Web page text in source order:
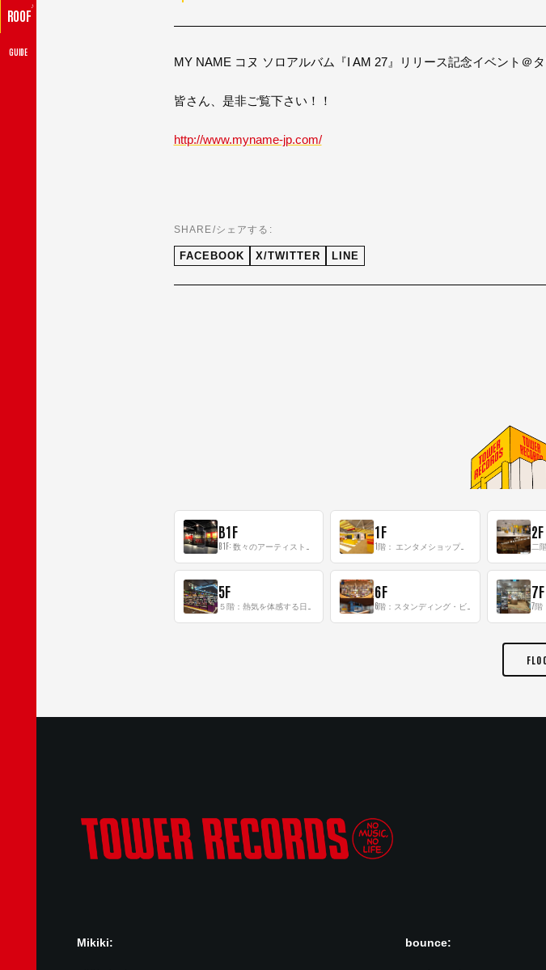
ROOF
♪
GUIDE
MY NAME コヌ ソロアルバム『I AM 27』リリース記念イベント＠
皆さん、是非ご覧下さい！！
http://www.myname-jp.com/
SHARE/シェアする:
FACEBOOK X/TWITTER LINE
B1F 1F
1階： エンタメショップならではのイマーシブ空間
2F
5F 6F 7F
Mikiki: bounce: